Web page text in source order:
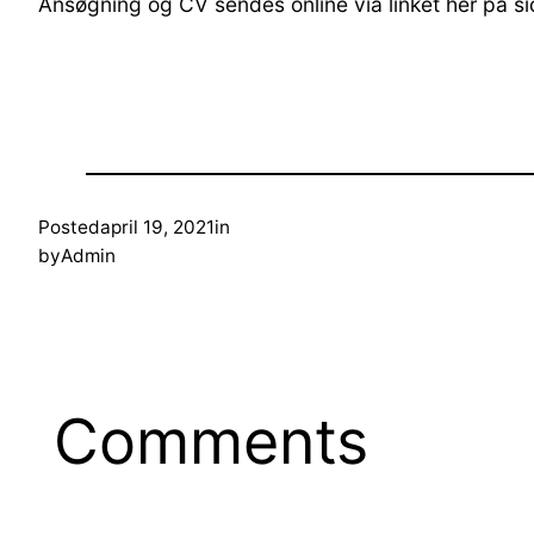
Postedapril 19, 2021in
byAdmin
Comments